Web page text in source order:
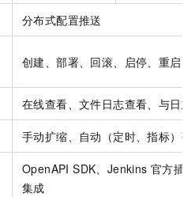
分布式配置推送
创建、部署、回滚、启停、重启
在线查看、文件日志查看、与日
手动扩缩、自动（定时、指标）
OpenAPI SDK、Jenkins 官方插
集成